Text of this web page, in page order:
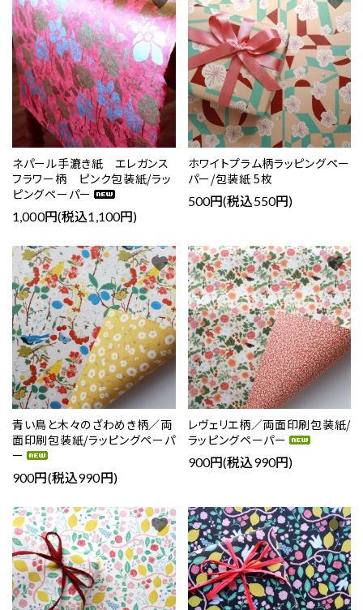
ネパール手漉き紙 エレガンス
フラワー柄 ピンク包装紙/ラッ
ピングペーパー
1,000円(税込1,100円)
ホワイトプラム柄ラッピングペー
パー/包装紙 5枚
500円(税込550円)
青い鳥と木々のざわめき柄／両
面印刷包装紙/ラッピングペーパ
ー
900円(税込990円)
favorite
レヴェリエ柄／両面印刷包装紙/
ラッピングペーパー
900円(税込990円)
favorite
favorite favorite